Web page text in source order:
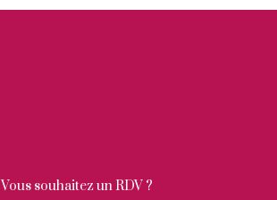
Vous souhaitez un RDV ?